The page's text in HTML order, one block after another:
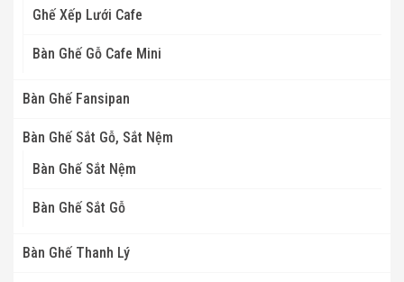
Ghế Xếp Lưới Cafe
Bàn Ghế Gỗ Cafe Mini
Bàn Ghế Fansipan
Bàn Ghế Sắt Gỗ, Sắt Nệm
Bàn Ghế Sắt Nệm
Bàn Ghế Sắt Gỗ
Bàn Ghế Thanh Lý